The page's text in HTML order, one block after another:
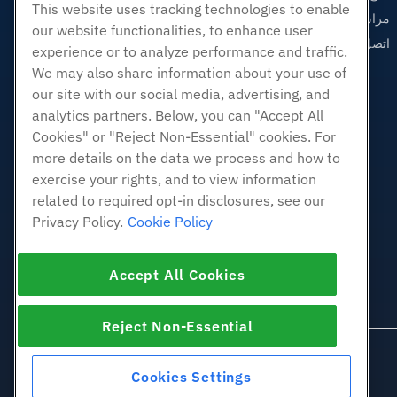
مراسلتنا على البريد الاليكتروني
اتصل بنا (888) 404-1279
This website uses tracking technologies to enable
our website functionalities, to enhance user
experience or to analyze performance and traffic.
We may also share information about your use of
our site with our social media, advertising, and
analytics partners. Below, you can "Accept All
Cookies" or "Reject Non-Essential" cookies. For
more details on the data we process and how to
exercise your rights, and to view information
related to required opt-in disclosures, see our
Privacy Policy. Cookie Policy
Accept All Cookies
Reject Non-Essential
Cookies Settings